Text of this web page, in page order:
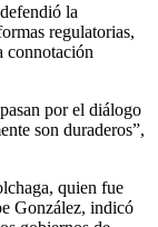
la
regulatorias,
connotación
por el diálogo
son duraderos”,
quien fue
González, indicó